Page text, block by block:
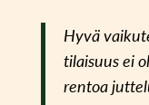
Hyvä
tilaisuus ei
rentoa